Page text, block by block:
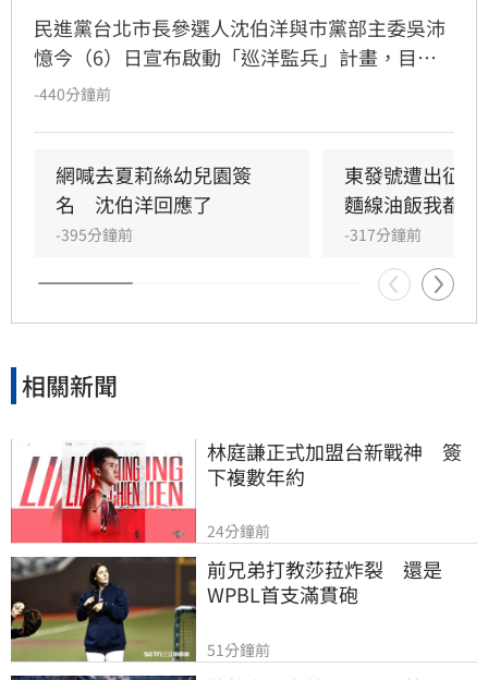
民進黨台北市長參選人沈伯洋與市黨部主委吳沛
憶今（6）日宣布啟動「巡洋監兵」計畫，目標
號召千名公民擔任監票員，確保今年11月28日台
說，許多人參與政治的起點正是從監票員做起，
如果大家覺得台灣的民主值得守護，也想要參與
這樣的行動，歡迎加入「巡洋監兵」行列，共同
-440分鐘前
網喊去夏莉絲幼兒園簽
名　沈伯洋回應了
-395分鐘前
東發號遭出征
麵線油飯我都喜
-317分鐘前
相關新聞
林庭謙正式加盟台新戰神　簽
下複數年約
24分鐘前
前兄弟打教莎菈炸裂　還是
WPBL首支滿貫砲
51分鐘前